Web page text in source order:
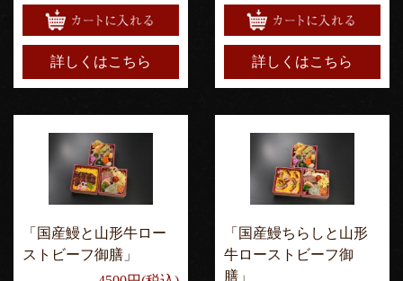
詳しくはこちら 詳しくはこちら
「国産鰻と山形牛ロー
ストビーフ御膳」
「国産鰻ちらしと山形
牛ローストビーフ御
膳」